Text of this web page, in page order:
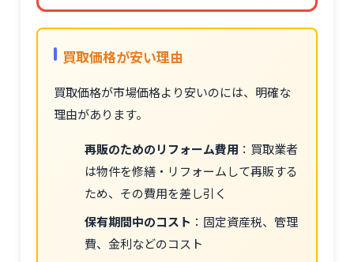
買取価格が安い理由
買取価格が市場価格より安いのには、明確な
理由があります。
再販のためのリフォーム費用 ：買取業者
は物件を修繕・リフォームして再販する
ため、その費用を差し引く
保有期間中のコスト ：固定資産税、管理
費、金利などのコスト